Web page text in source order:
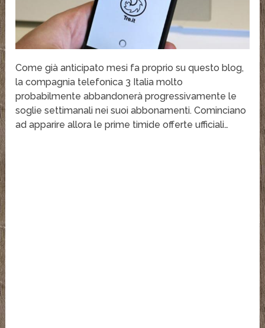
Come già anticipato mesi fa proprio su questo blog,
la compagnia telefonica 3 Italia molto
probabilmente abbandonerà progressivamente le
soglie settimanali nei suoi abbonamenti. Cominciano
ad apparire allora le prime timide offerte ufficiali…